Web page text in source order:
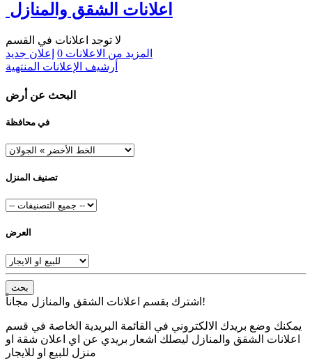
اعلانات الشقق والمنازل
لا توجد اعلانات في القسم
المزيد من الاعلانات 0 إعلان جديد
أرشيف الإعلانات المنتهية
البحث عن أرض
في محافظة
تصنيف المنزل
العرض
بحث
اشترك بقسم اعلانات الشقق والمنازل مجاناً!
يمكنك وضع بريدك الالكتروني في القائمة البريدية الخاصة في قسم
اعلانات الشقق والمنازل ليصلك اشعار بريدي عن اي اعلان شقة او
منزل للبيع او للايجار